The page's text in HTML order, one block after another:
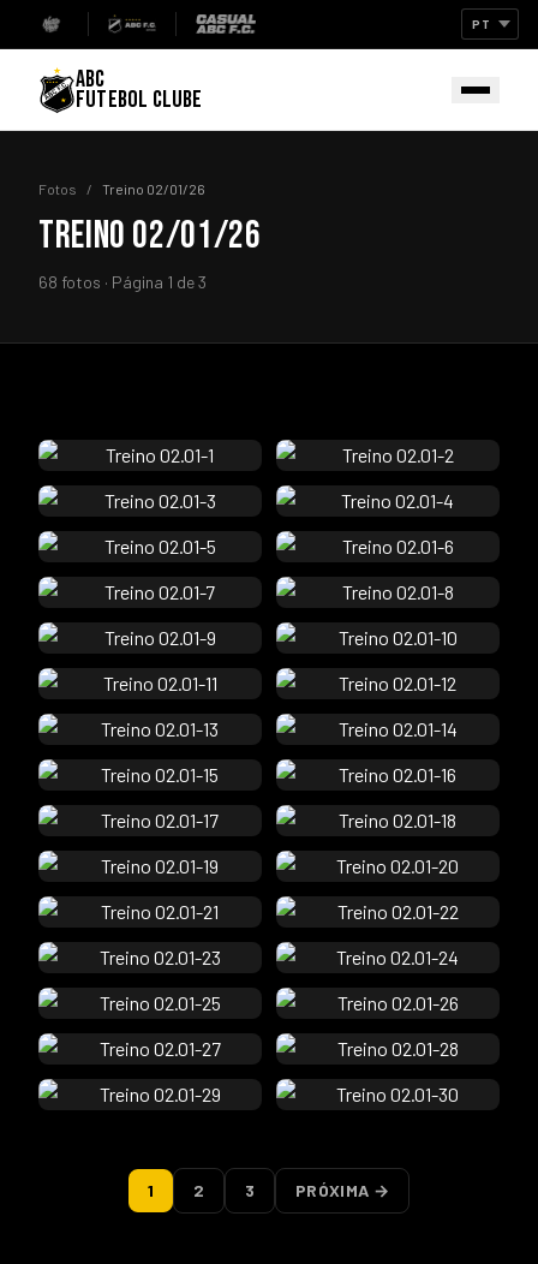
ABC
FUTEBOL CLUBE
Fotos / Treino 02/01/26
TREINO 02/01/26
68 fotos · Página 1 de 3
1 2 3 PRÓXIMA →